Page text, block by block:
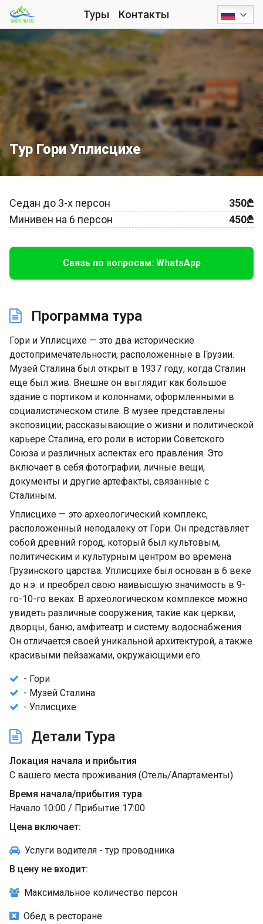
Туры Контакты
Тур Гори Уплисцихе
Седан до 3-х персон
350₾
Минивен на 6 персон
450₾
Связь по вопросам: WhatsApp
Программа тура
Гори и Уплисцихе — это два исторические
достопримечательности, расположенные в Грузии.
Музей Сталина был открыт в 1937 году, когда Сталин
еще был жив. Внешне он выглядит как большое
здание с портиком и колоннами, оформленными в
социалистическом стиле. В музее представлены
экспозиции, рассказывающие о жизни и политической
карьере Сталина, его роли в истории Советского
Союза и различных аспектах его правления. Это
включает в себя фотографии, личные вещи,
документы и другие артефакты, связанные с
Сталиным.
Уплисцихе — это археологический комплекс,
расположенный неподалеку от Гори. Он представляет
собой древний город, который был культовым,
политическим и культурным центром во времена
Грузинского царства. Уплисцихе был основан в 6 веке
до н.э. и преобрел свою наивысшую значимость в 9-
го-10-го веках. В археологическом комплексе можно
увидеть различные сооружения, такие как церкви,
дворцы, баню, амфитеатр и систему водоснабжения.
Он отличается своей уникальной архитектурой, а также
красивыми пейзажами, окружающими его.
- Гори
- Музей Сталина
- Уплисцихе
Детали Тура
Локация начала и прибытия
С вашего места проживания (Отель/Апартаменты)
Время начала/прибытия тура
Начало 10:00 / Прибытие 17:00
Цена включает:
Услуги водителя - тур проводника
В цену не входит:
Максимальное количество персон
Обед в ресторане